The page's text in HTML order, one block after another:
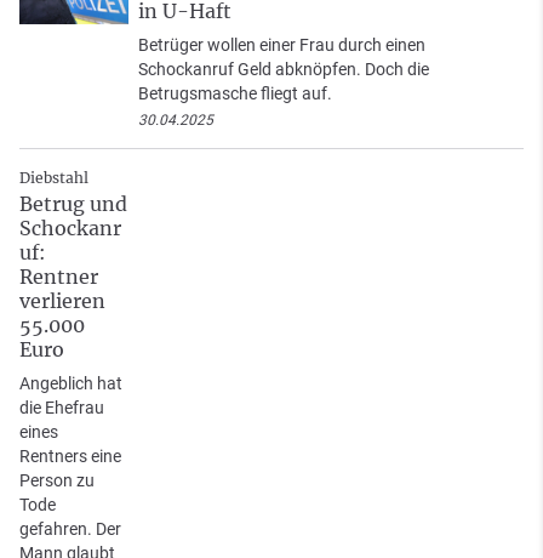
in U-Haft
Betrüger wollen einer Frau durch einen
Schockanruf Geld abknöpfen. Doch die
Betrugsmasche fliegt auf.
30.04.2025
Diebstahl
Betrug und
Schockanr
uf:
Rentner
verlieren
55.000
Euro
Angeblich hat
die Ehefrau
eines
Rentners eine
Person zu
Tode
gefahren. Der
Mann glaubt